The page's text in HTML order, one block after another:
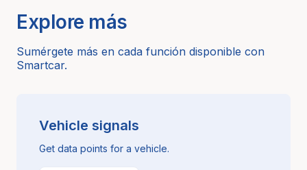
Explore más
Sumérgete más en cada función disponible con
Smartcar.
Vehicle signals
Get data points for a vehicle.